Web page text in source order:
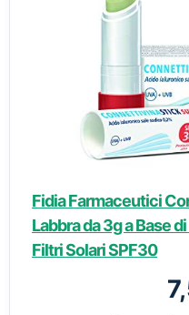
Fidia Farmaceutici
Labbra da 3g a Base
Filtri Solari SPF30